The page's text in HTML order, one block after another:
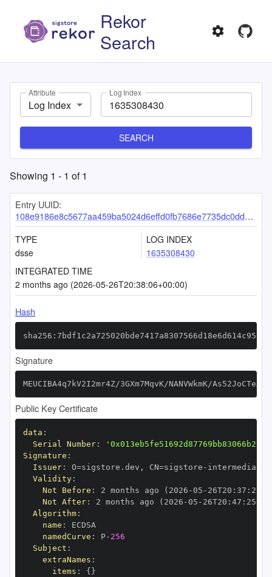
Rekor
Search
Attribute
Log Index
Log Index
SEARCH
Showing 1 - 1 of1
Entry UUID:
108e9186e8c5677aa459ba5024d6effd0fb7686e7735dc0ddc00efada2560ee0e84565a3d6a50ae7
TYPE
dsse
LOG INDEX
1635308430
INTEGRATED TIME
2 months ago (2026-05-26T20:38:06+00:00)
Hash
Signature
MEUCIBA4q7kV2I2mr4Z/3GXm7MqvK/NANVWkmK/
Public Key Certificate
data :
Serial Number:
Signature :
Issuer: O=sigstore.dev , CN=sigstore -
Validity:
Not Before : 2 months ago (2026 -05 - 26T20 : 37 :
Not After: 2 months ago (2026 -05 - 26T20 : 47 : 25+00
Algorithm:
name :
namedCurve : P- 256
Subject :
extraNames :
items : { }